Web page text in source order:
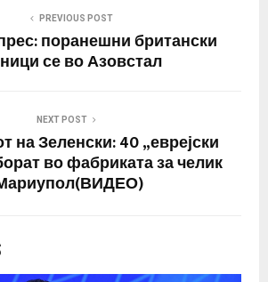
PREVIOUS POST
поранешни британски
се во Азовстал
NEXT POST
на Зеленски: 40 „еврејски
во фабриката за челик